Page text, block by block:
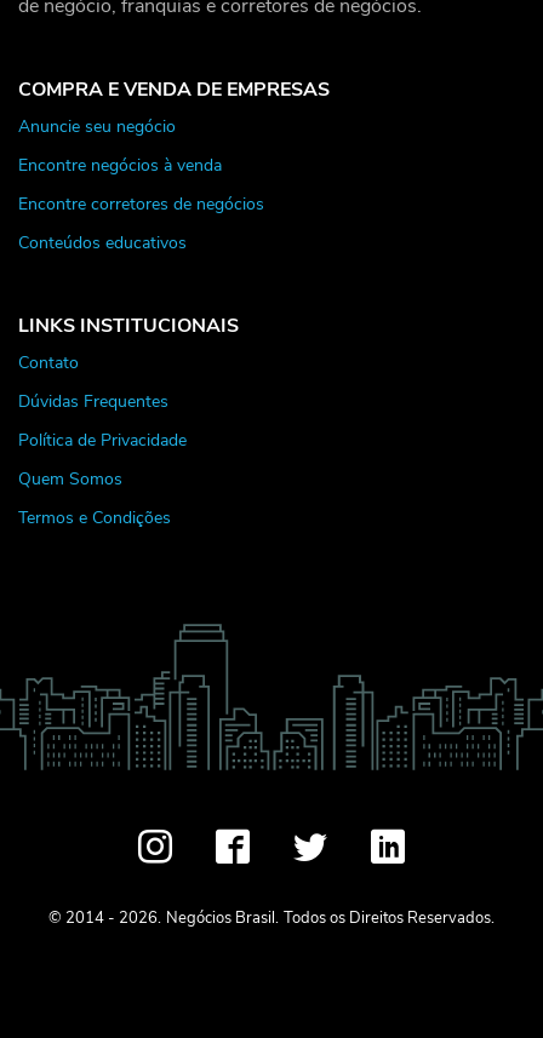
de negócio, franquias e corretores de negócios.
COMPRA E VENDA DE EMPRESAS
Anuncie seu negócio
Encontre negócios à venda
Encontre corretores de negócios
Conteúdos educativos
LINKS INSTITUCIONAIS
Contato
Dúvidas Frequentes
Política de Privacidade
Quem Somos
Termos e Condições
© 2014 - 2026. Negócios Brasil. Todos os Direitos Reservados.